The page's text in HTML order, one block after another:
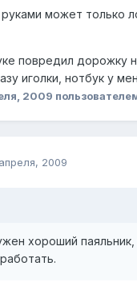
может только
повредил дорожку
иголки, нотбук у
2009
2009
хороший